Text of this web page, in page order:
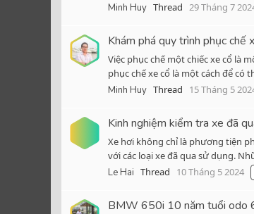
Minh Huy Thread 29 Tháng 7
Khám phá quy trình phục chế
Việc phục chế một chiếc xe cổ là
phục chế xe cổ là một cách để
Minh Huy Thread 15 Tháng 5
Kinh nghiệm kiểm tra xe đã
Xe hơi không chỉ là phương tiện
với các loại xe đã qua sử dụng.
Le Hai Thread 10 Tháng 5 2024
BMW 650i 10 năm tuổi odo